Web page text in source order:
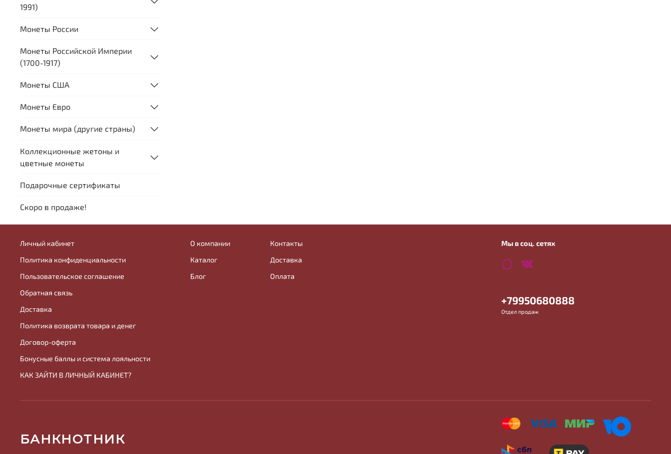
1991)
Монеты России
Монеты Российской Империи
(1700-1917)
Монеты США
Монеты Евро
Монеты мира (другие страны)
Коллекционные жетоны и
цветные монеты
Подарочные сертификаты
Скоро в продаже!
Личный кабинет
Политика конфиденциальности
Пользовательское соглашение
Обратная связь
Доставка
Политика возврата товара и денег
Договор-оферта
Бонусные баллы и система лояльности
КАК ЗАЙТИ В ЛИЧНЫЙ КАБИНЕТ?
О компании
Каталог
Блог
Контакты
Доставка
Оплата
Мы в соц. сетях
+79950680888
Отдел продаж
БАНКНОТНИК